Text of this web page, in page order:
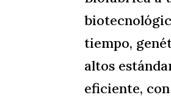
tiempo,
altos
eficiente,